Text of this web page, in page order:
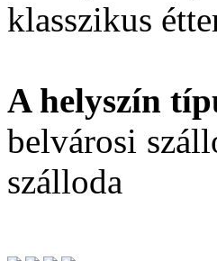
klasszikus
A helyszín
belvárosi
szálloda